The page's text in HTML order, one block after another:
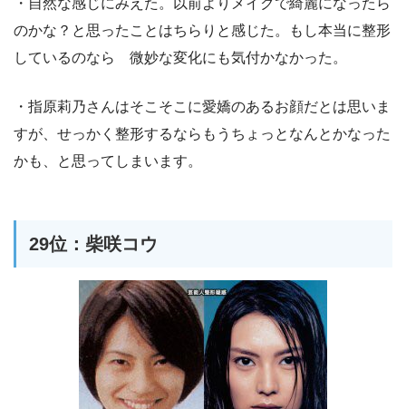
のかな？と思ったことはちらりと感じた。もし本当に整形
しているのなら 微妙な変化にも気付かなかった。
・指原莉乃さんはそこそこに愛嬌のあるお顔だとは思いま
すが、せっかく整形するならもうちょっとなんとかなった
かも、と思ってしまいます。
29位：柴咲コウ